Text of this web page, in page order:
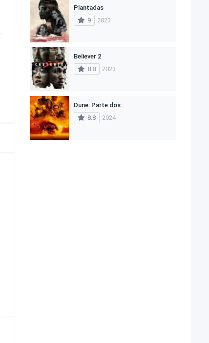
Plantadas
9
2023
Believer 2
8.8
2023
Dune: Parte dos
8.8
2024